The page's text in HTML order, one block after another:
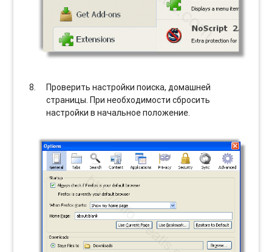
Проверить настройки поиска, домашней
страницы. При необходимости сбросить
настройки в начальное положение.